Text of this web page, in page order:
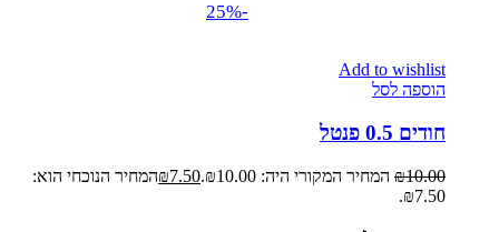
-25%
Add to wishlist
הוספה לסל
חודים 0.5 פנטל
₪10.00 המחיר המקורי היה: ₪10.00. ₪7.50
המחיר הנוכחי הוא:
₪7.50.